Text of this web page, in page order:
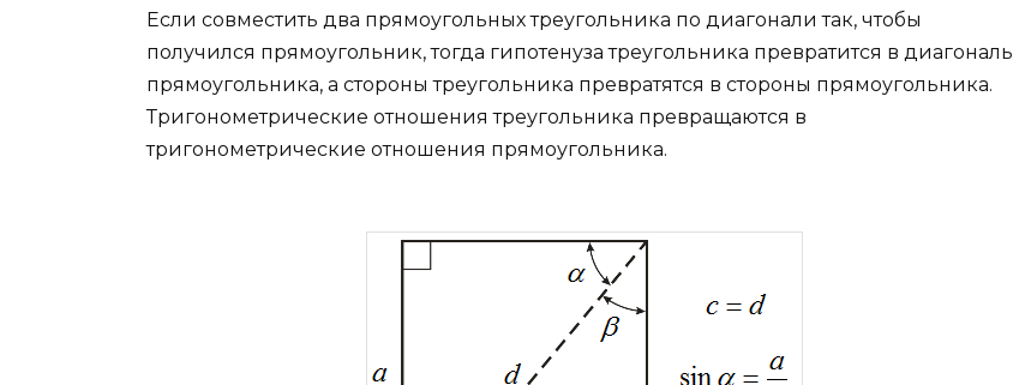
Если совместить два прямоугольных треугольника по диагонали так, чтобы
получился прямоугольник, тогда гипотенуза треугольника превратится в диагональ
прямоугольника, а стороны треугольника превратятся в стороны прямоугольника.
Тригонометрические отношения треугольника превращаются в
тригонометрические отношения прямоугольника.